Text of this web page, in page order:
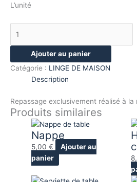
L’unité
Ajouter au panier
Catégorie : LINGE DE MAISON
Description
Repassage exclusivement réalisé à la
Produits similaires
Nappe
5,00€
Ajouter au
panier